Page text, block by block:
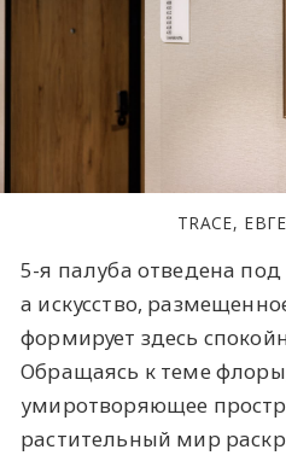
TRACE,
5-я палуба отведена
а искусство,
формирует здесь
Обращаясь к теме
умиротворяющее
растительный мир